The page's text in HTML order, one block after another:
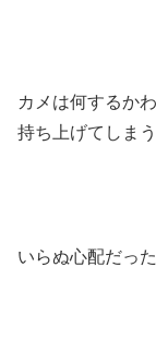
カメは何するか
持ち上げてしま
いらぬ心配だっ